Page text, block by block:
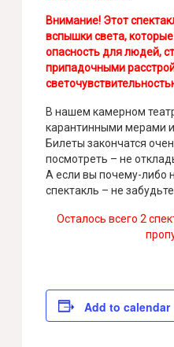
Внимание! Этот
вспышки света,
опасность для людей,
припадочными
В нашем камерном
карантинными мерами
Билеты закончатся
посмотреть – не
А если вы почему-либо
спектакль – не
Осталось всего 2
Add to calendar